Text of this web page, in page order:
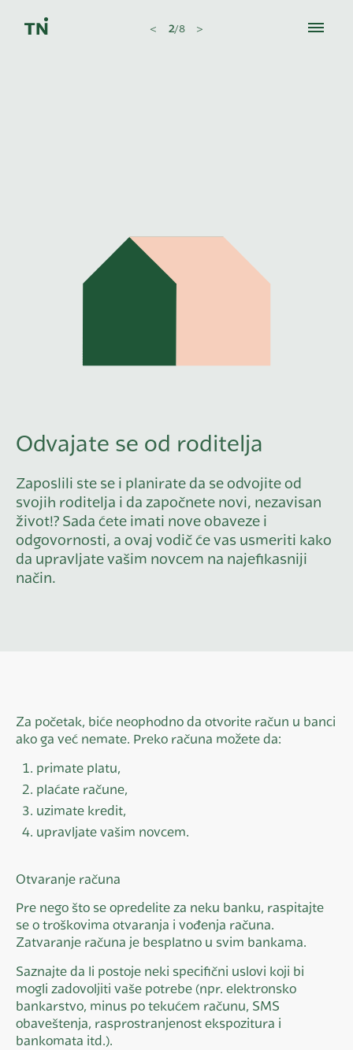
< 2/8 >
Odvajate se od roditelja
Zaposlili ste se i planirate da se odvojite od
svojih roditelja i da započnete novi, nezavisan
život!? Sada ćete imati nove obaveze i
odgovornosti, a ovaj vodič će vas usmeriti kako
da upravljate vašim novcem na najefikasniji
način.
Za početak, biće neophodno da otvorite račun u banci
ako ga već nemate. Preko računa možete da:
primate platu,
plaćate račune,
uzimate kredit,
upravljate vašim novcem.
Otvaranje računa
Pre nego što se opredelite za neku banku, raspitajte
se o troškovima otvaranja i vođenja računa.
Zatvaranje računa je besplatno u svim bankama.
Saznajte da li postoje neki specifični uslovi koji bi
mogli zadovoljiti vaše potrebe (npr. elektronsko
bankarstvo, minus po tekućem računu, SMS
obaveštenja, rasprostranjenost ekspozitura i
bankomata itd.).